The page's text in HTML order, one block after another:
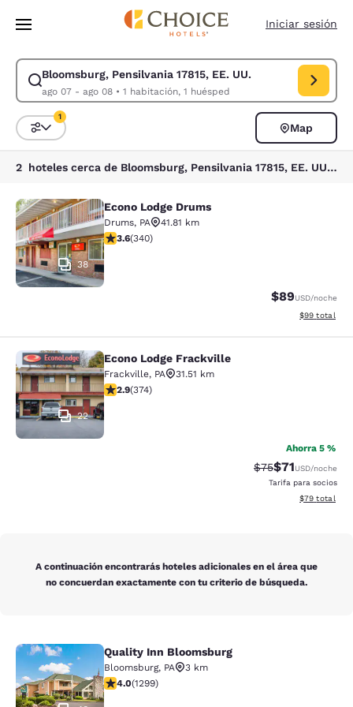
Saltar A Contenido Principal
Iniciar sesión
Bloomsburg, Pensilvania 17815, EE. UU.
ago 07 - ago 08• 1 habitación, 1 huésped
Modificar búsqueda para Bloomsburg, Pensilvania 17815, EE. UU..
Ordenar y filtrar
1
Map
2 hoteles cerca de Bloomsburg, Pensilvania 17815, EE. UU. coinciden con tus filtros
Econo Lodge Drums
38
Econo Lodge Drums
Drums, PA
41.81 km
Calificación de 3.62 estrellas. Bueno. 340 reseñas
3.6(340)
$89USD/noche
Ver detalles
$99 total
Econo Lodge Frackville
22
Econo Lodge Frackville
Frackville, PA
31.51 km
Calificación de 2.86 estrellas. Razonable. 374 reseñas
2.9(374)
Ahorra 5 %
Tarifa tachada:
$75Tarifa
$71USD/noche
Tarifa para socios
Ver detalles
$79 total
A continuación encontrarás hoteles adicionales en el área que
no concuerdan exactamente con tu criterio de búsqueda.
Quality Inn Bloomsburg
Quality Inn Bloomsburg
Bloomsburg, PA
3 km
Calificación de 4.01 estrellas. Muy bueno. 1299
4.0(1299)